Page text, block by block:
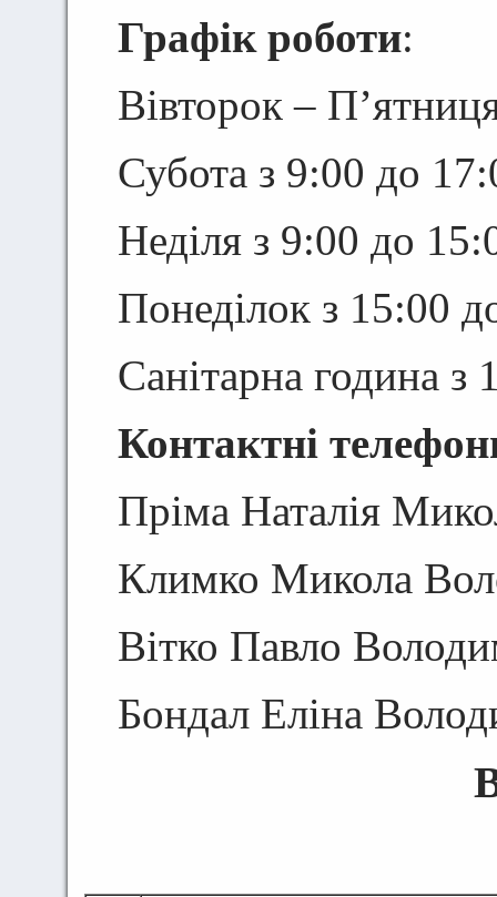
Графік роботи:
Вівторок –
Субота з 9:00 до
Неділя з 9:00 до
Понеділок з 15:00
Санітарна година з
Контактні
Пріма Наталія
Климко Микола
Вітко Павло
Бондал Еліна